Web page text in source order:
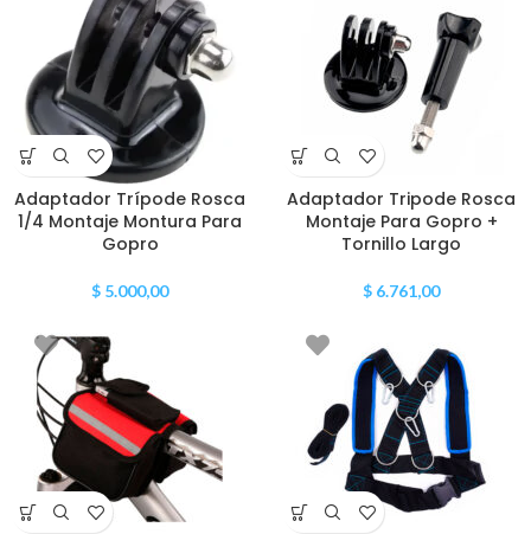
Adaptador Trípode Rosca
1/4 Montaje Montura Para
Gopro
$ 5.000,00
Adaptador Tripode Rosca
Montaje Para Gopro +
Tornillo Largo
$ 6.761,00